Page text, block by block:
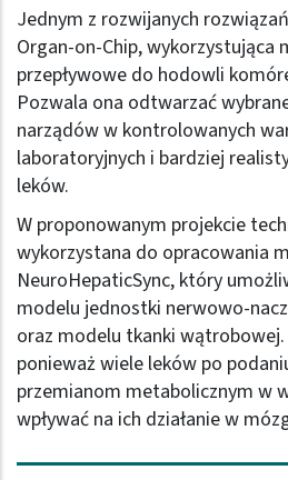
Jednym z rozwijanych
Organ-on-Chip, wykorzystująca
przepływowe do hodowli
Pozwala ona odtwarzać
narządów w kontrolowanych
laboratoryjnych i bardziej
leków.
W proponowanym projekcie
wykorzystana do opracowania
NeuroHepaticSync, który
modelu jednostki nerwowo-
oraz modelu tkanki
ponieważ wiele leków po
przemianom metabolicznym w
wpływać na ich działanie w